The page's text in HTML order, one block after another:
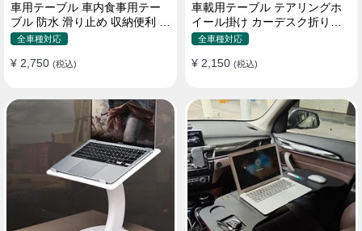
車用テーブル 車内食事用テー
ブル 防水 滑り止め 収納便利 多
機能ラップトップバッグ
全車種対応
¥ 2,750 (税込)
車載用テーブル テアリングホ
イール掛け カーデスク折りた
たみ式 パソコン 食事 物置
全車種対応
¥ 2,150 (税込)